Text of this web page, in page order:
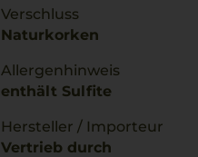
Verschluss
Naturkorken
Allergenhinweis
enthält Sulfite
Hersteller / Importeur
Vertrieb durch